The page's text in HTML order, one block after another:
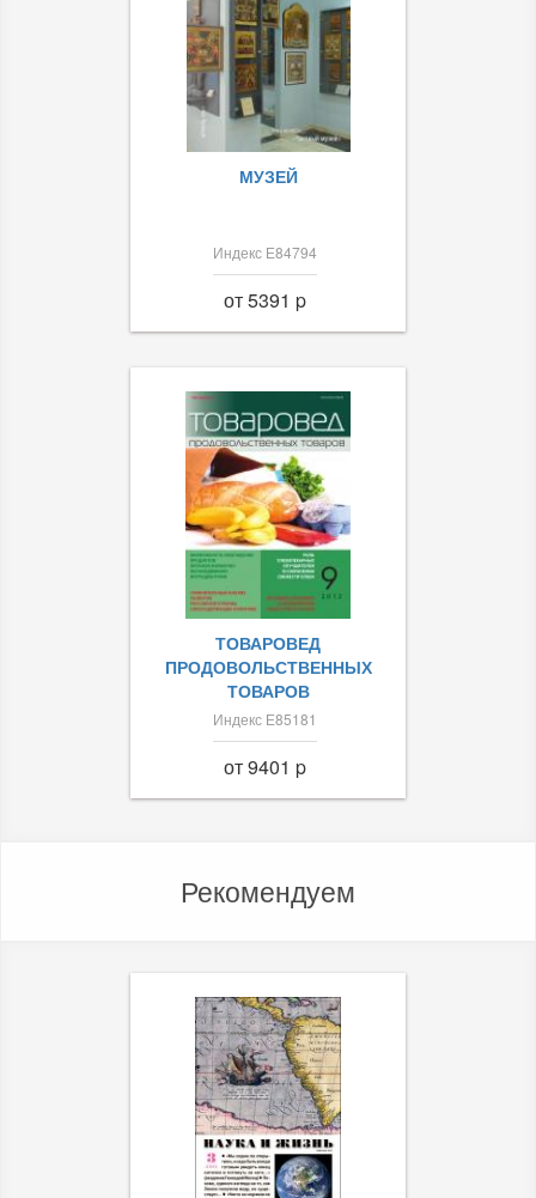
МУЗЕЙ
Индекс Е84794
от 5391 p
ТОВАРОВЕД
ПРОДОВОЛЬСТВЕННЫХ
ТОВАРОВ
Индекс Е85181
от 9401 p
Рекомендуем